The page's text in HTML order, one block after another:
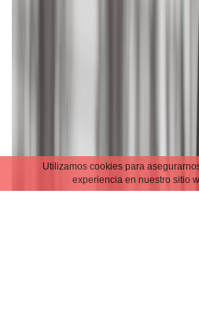
Utilizamos cookies para
experiencia en nuestro sitio